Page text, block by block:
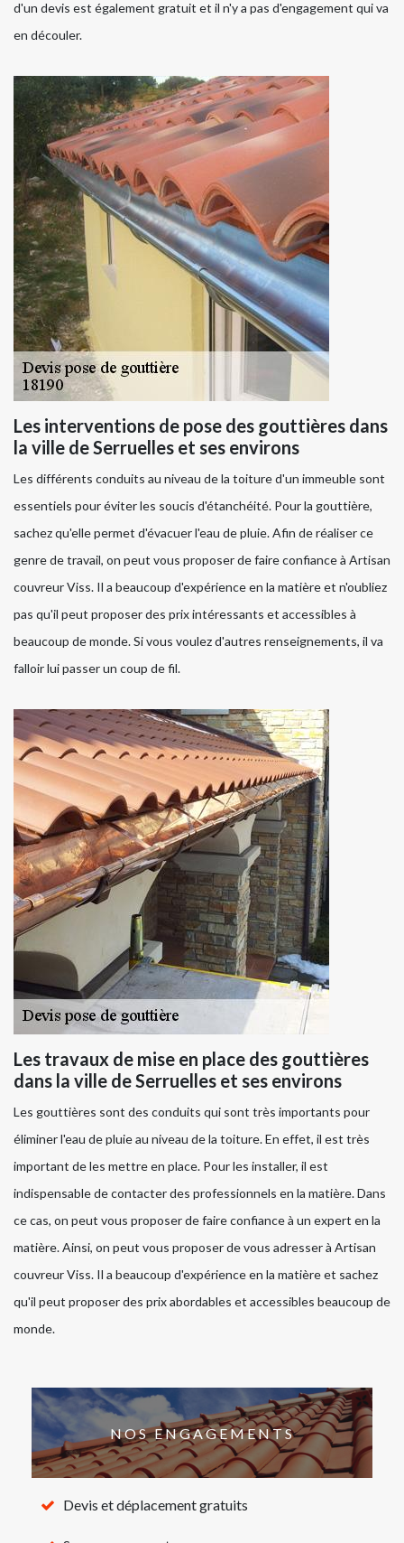
d'un devis est également gratuit et il n'y a pas d'engagement qui va
en découler.
Les interventions de pose des gouttières dans
la ville de Serruelles et ses environs
Les différents conduits au niveau de la toiture d'un immeuble sont
essentiels pour éviter les soucis d'étanchéité. Pour la gouttière,
sachez qu'elle permet d'évacuer l'eau de pluie. Afin de réaliser ce
genre de travail, on peut vous proposer de faire confiance à Artisan
couvreur Viss. Il a beaucoup d'expérience en la matière et n'oubliez
pas qu'il peut proposer des prix intéressants et accessibles à
beaucoup de monde. Si vous voulez d'autres renseignements, il va
falloir lui passer un coup de fil.
Les travaux de mise en place des gouttières
dans la ville de Serruelles et ses environs
Les gouttières sont des conduits qui sont très importants pour
éliminer l'eau de pluie au niveau de la toiture. En effet, il est très
important de les mettre en place. Pour les installer, il est
indispensable de contacter des professionnels en la matière. Dans
ce cas, on peut vous proposer de faire confiance à un expert en la
matière. Ainsi, on peut vous proposer de vous adresser à Artisan
couvreur Viss. Il a beaucoup d'expérience en la matière et sachez
qu'il peut proposer des prix abordables et accessibles beaucoup de
monde.
NOS ENGAGEMENTS
Devis et déplacement gratuits